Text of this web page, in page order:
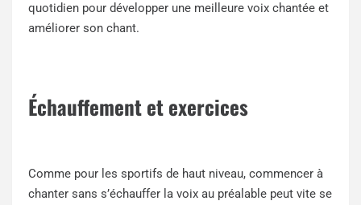
quotidien pour développer une meilleure voix chantée et
améliorer son chant.
Échauffement et exercices
Comme pour les sportifs de haut niveau, commencer à
chanter sans s’échauffer la voix au préalable peut vite se